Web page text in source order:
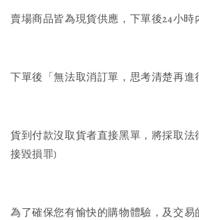
賣場商品皆為現貨供應，下單後24小時
下單後「無法取消訂單，思考清楚再進
貨到付款沒取貨者直接黑單，將採取法
接毀損罪)
為了確保您有愉快的購物體驗，及交